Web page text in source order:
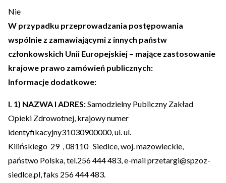
Nie
W przypadku przeprowadzania postępowania
wspólnie z zamawiającymi z innych państw
członkowskich Unii Europejskiej – mające zastosowanie
krajowe prawo zamówień publicznych:
Informacje dodatkowe:
I. 1) NAZWA I ADRES:Samodzielny Publiczny Zakład
Opieki Zdrowotnej, krajowy numer
identyfikacyjny31030900000, ul.ul.
Kilińskiego 29,08110 Siedlce, woj.mazowieckie,
państwo Polska, tel.256 444 483, e-mailprzetargi@spzoz-
siedlce.pl, faks 256 444 483.